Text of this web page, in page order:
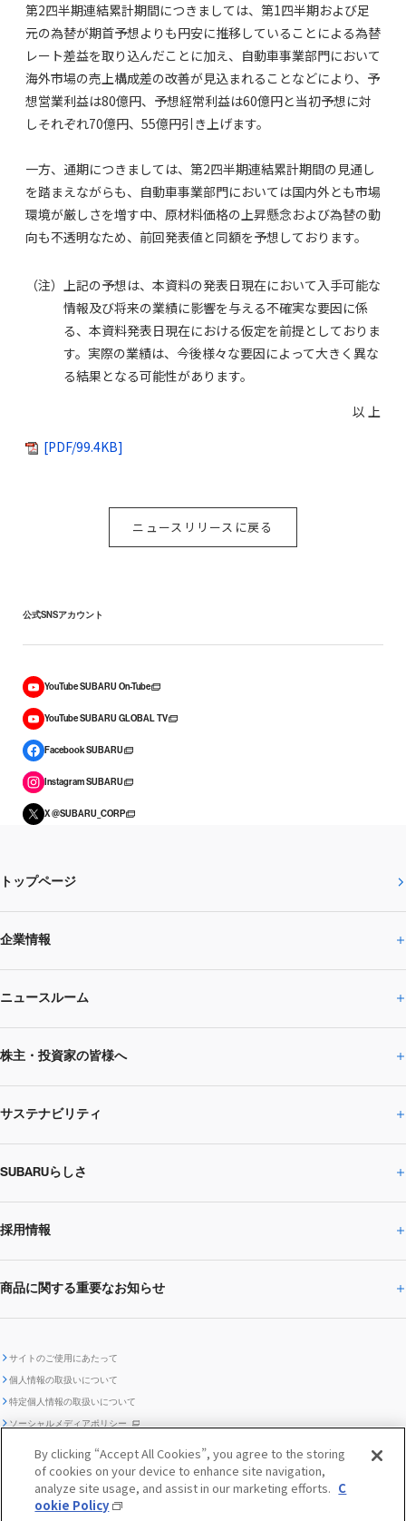
第2四半期連結累計期間につきましては、第1四半期および足
元の為替が期首予想よりも円安に推移していることによる為替
レート差益を取り込んだことに加え、自動車事業部門において
海外市場の売上構成差の改善が見込まれることなどにより、予
想営業利益は80億円、予想経常利益は60億円と当初予想に対
しそれぞれ70億円、55億円引き上げます。
一方、通期につきましては、第2四半期連結累計期間の見通し
を踏まえながらも、自動車事業部門においては国内外とも市場
環境が厳しさを増す中、原材料価格の上昇懸念および為替の動
向も不透明なため、前回発表値と同額を予想しております。
（注）上記の予想は、本資料の発表日現在において入手可能な
情報及び将来の業績に影響を与える不確実な要因に係
る、本資料発表日現在における仮定を前提としておりま
す。実際の業績は、今後様々な要因によって大きく異な
る結果となる可能性があります。
以 上
[PDF/99.4KB]
ニュースリリースに戻る
公式SNSアカウント
YouTube SUBARU On-Tube
YouTube SUBARU GLOBAL TV
Facebook SUBARU
Instagram SUBARU
X @SUBARU_CORP
トップページ
企業情報
企業情報トップ
SUBARUのありたい姿
SUBARU 2025方針
事業所・関係会社
ニュースルーム
ニュースルームトップ
ニュースリリース
閉じる
株主・投資家の皆様へ
株主・投資家の皆様へトップ
企業・経営
IRライブラリー
株主・投資家サポート
IRカレンダー
ディスクロージャー
ポリシー
サステナビリティ
サステナビリティトップ
CEOサステナビリティ
環境
ガバナンス
編集方針 レポートライブラリー
SUBARUらしさ
SUBARUらしさトップ
SUBARUびと
SUBARUデザイン
「SUBARUらしさ」を
際立たせる技術
2.環境技術
『魔改造の夜』特設サイト
採用情報
採用情報トップ
販売会社グループ採用 期間従業員採用
商品に関する重要なお知らせ
SUBARU ハイブリッド車 レスキュ
ー時の取扱い
自動車リサイクル リコール情報
サイトのご使用にあたって
個人情報の取扱いについて
特定個人情報の取扱いについて
ソーシャルメディアポリシー
クッキーポリシー
メディア
By clicking “Accept All Cookies”, you agree to the storing
of cookies on your device to enhance site navigation,
analyze site usage, and assist in our marketing efforts. C
ookie Policy